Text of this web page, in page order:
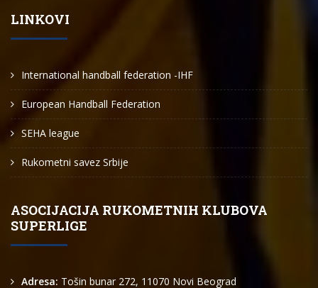
LINKOVI
International handball federation -IHF
European Handball Federation
SEHA league
Rukometni savez Srbije
ASOCIJACIJA RUKOMETNIH KLUBOVA
SUPERLIGE
Adresa: Tošin bunar 272, 11070 Novi Beograd